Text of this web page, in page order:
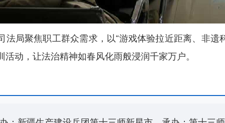
法局聚焦职工群众需求，以“游戏体验拉近距离、非
动，让法治精神如春风化雨般浸润千家万户。